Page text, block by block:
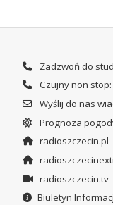
Zadzwoń do
Czujny non
Wyślij do nas
Prognoza
radioszczecin.pl
radioszczecin.tv
Biuletyn